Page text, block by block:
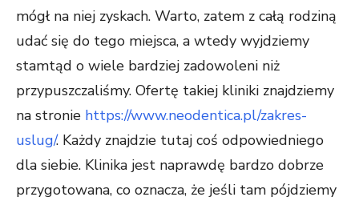
mógł na niej zyskach. Warto, zatem z całą rodziną
udać się do tego miejsca, a wtedy wyjdziemy
stamtąd o wiele bardziej zadowoleni niż
przypuszczaliśmy. Ofertę takiej kliniki znajdziemy
na stronie https://www.neodentica.pl/zakres-
uslug/. Każdy znajdzie tutaj coś odpowiedniego
dla siebie. Klinika jest naprawdę bardzo dobrze
przygotowana, co oznacza, że jeśli tam pójdziemy